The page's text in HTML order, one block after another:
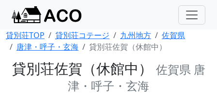
貸別荘TOP 貸別荘コテージ 九州地方
佐賀県
唐津・呼子・玄海
貸別荘佐賀（休館中）
貸別荘佐賀（休館中）
佐賀県 唐
津・呼子・玄海